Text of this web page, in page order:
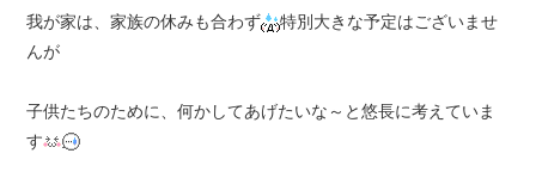
我が家は、家族の休みも合わず
特別大きな予定はございませ
んが
子供たちのために、何かしてあげたいな～と悠長に考えていま
す